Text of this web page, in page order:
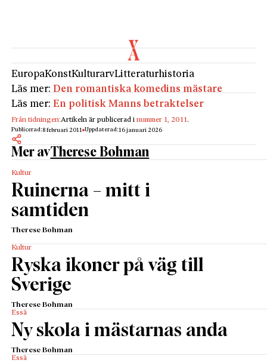
EuropaKonstKulturarvLitteraturhistoria
Läs mer:Den romantiska komedins mästare
Läs mer:En politisk Manns betraktelser
Från tidningen:Artikeln är publicerad inummer 1, 2011.
Publicerad:8 februari 2011 Uppdaterad:16 januari 2026
Mer avTherese Bohman
Kultur
Ruinerna – mitt i
samtiden
Therese Bohman
Kultur
Ryska ikoner på väg till
Sverige
Therese Bohman
Essä
Ny skola i mästarnas anda
Therese Bohman
Essä